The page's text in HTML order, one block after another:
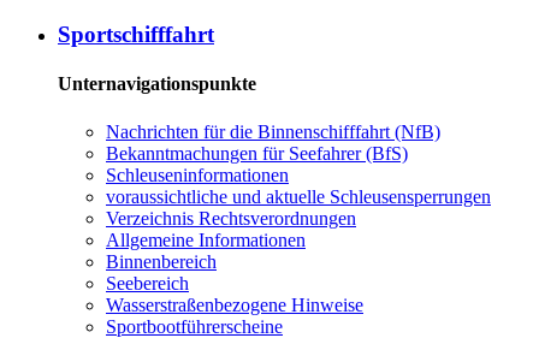
Sport­schiff­fahrt
Unternavigationspunkte
Nach­rich­ten für die Bin­nen­schiff­fahrt (NfB)
Be­kannt­ma­chun­gen für See­fah­rer (BfS)
Schleu­sen­in­for­ma­tio­nen
voraussichtliche und aktuelle Schleusensperrungen
Ver­zeich­nis Rechts­ver­ord­nun­gen
All­ge­mei­ne In­for­ma­tio­nen
Bin­nen­be­reich
See­be­reich
Was­ser­stra­ßen­be­zo­ge­ne Hin­wei­se
Sport­boot­füh­rer­schei­ne